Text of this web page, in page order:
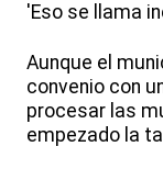
'Eso se llama
Aunque el
convenio con
procesar las
empezado la